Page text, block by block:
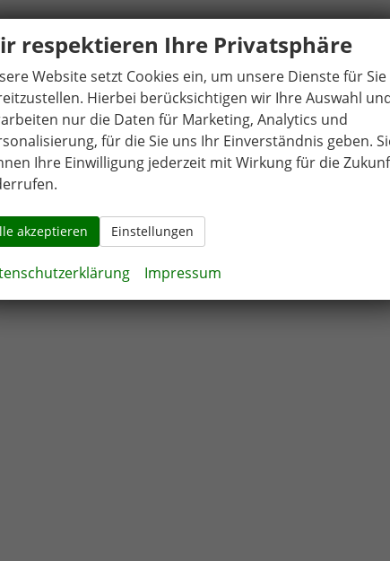
respektieren Ihre Privatsphäre
Website setzt Cookies ein, um unsere Dienste für Sie
Hierbei berücksichtigen wir Ihre Auswahl
nur die Daten für Marketing, Analytics und
für die Sie uns Ihr Einverständnis geben.
Ihre Einwilligung jederzeit mit Wirkung für die
akzeptieren Einstellungen
Impressum